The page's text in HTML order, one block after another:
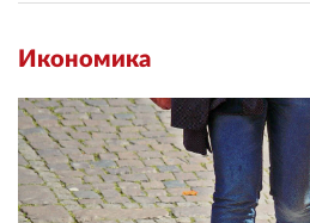
Икономика